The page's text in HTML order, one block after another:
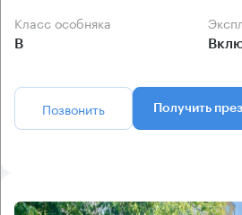
Класс особняка
B
Позвонить Получить